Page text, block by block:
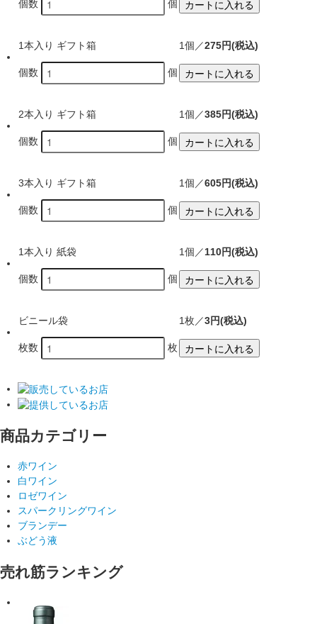
個数 個 カートに入れる
1本入り ギフト箱 1個／275円(税込)
個数 個 カートに入れる
2本入り ギフト箱 1個／385円(税込)
個数 個 カートに入れる
3本入り ギフト箱 1個／605円(税込)
個数 個 カートに入れる
1本入り 紙袋 1個／110円(税込)
個数 個 カートに入れる
ビニール袋 1枚／3円(税込)
枚数 枚 カートに入れる
商品カテゴリー
赤ワイン
白ワイン
ロゼワイン
スパークリングワイン
ブランデー
ぶどう液
売れ筋ランキング